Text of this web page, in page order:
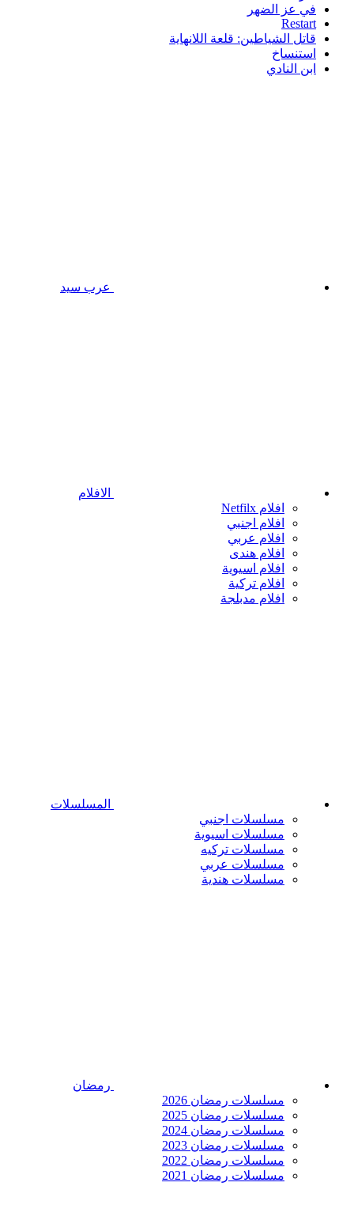
في عز الضهر
Restart
قاتل الشياطين: قلعة اللانهاية
استنساخ
ابن النادي
عرب سيد
الافلام
افلام Netfilx
افلام اجنبي
افلام عربي
افلام هندى
افلام اسيوية
افلام تركية
افلام مدبلجة
المسلسلات
مسلسلات اجنبي
مسلسلات اسيوية
مسلسلات تركيه
مسلسلات عربي
مسلسلات هندية
رمضان
مسلسلات رمضان 2026
مسلسلات رمضان 2025
مسلسلات رمضان 2024
مسلسلات رمضان 2023
مسلسلات رمضان 2022
مسلسلات رمضان 2021